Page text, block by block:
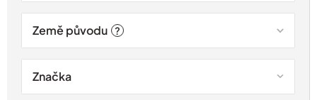
Země původu ?
Značka